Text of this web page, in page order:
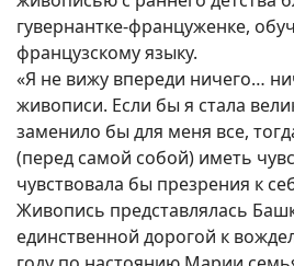
гувернантке-француженке,
французскому языку.
«Я не вижу впереди ничего…
живописи. Если бы я стала
заменило бы для меня все,
(перед самой собой) иметь
чувствовала бы презрения к
Живопись представлялась
единственной дорогой к